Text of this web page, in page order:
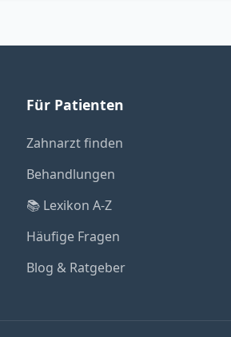
Für Patienten
Zahnarzt finden
Behandlungen
📚 Lexikon A-Z
Häufige Fragen
Blog & Ratgeber